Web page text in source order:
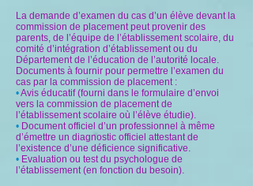
La demande d’examen du cas d’un élève devant la
commission de placement peut provenir des
parents, de l’équipe de l’établissement scolaire, du
comité d’intégration d’établissement ou du
Département de l’éducation de l’autorité locale.
Documents à fournir pour permettre l’examen du
cas par la commission de placement :
•Avis éducatif (fourni dans le formulaire d’envoi
vers la commission de placement de
l’établissement scolaire où l’élève étudie).
• Document officiel d’un professionnel à même
d’émettre un diagnostic officiel attestant de
l’existence d’une déficience significative.
• Evaluation ou test du psychologue de
l’établissement (en fonction du besoin).